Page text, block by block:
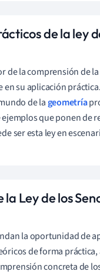
de la ley
de la comprensión de
en su aplicación
de la geometría
ejemplos que ponen de
ser esta ley en
la Ley de los
la oportunidad de
de forma práctica,
concreta de